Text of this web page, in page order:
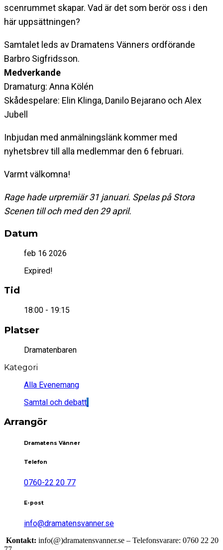
scenrummet skapar. Vad är det som berör oss i den
här uppsättningen?
Samtalet leds av Dramatens Vänners ordförande
Barbro Sigfridsson.
Medverkande
Dramaturg: Anna Kölén
Skådespelare: Elin Klinga, Danilo Bejarano och Alex
Jubell
Inbjudan med anmälningslänk kommer med
nyhetsbrev till alla medlemmar den 6 februari.
Varmt välkomna!
Rage hade urpremiär 31 januari. Spelas på Stora
Scenen till och med den 29 april.
Datum
feb 16 2026
Expired!
Tid
18:00 - 19:15
Platser
Dramatenbaren
Kategori
Alla Evenemang
Samtal och debatt
Arrangör
Dramatens Vänner
Telefon
0760-22 20 77
E-post
info@dramatensvanner.se
Kontakt: info(@)dramatensvanner.se – Telefonsvarare: 0760 22 20